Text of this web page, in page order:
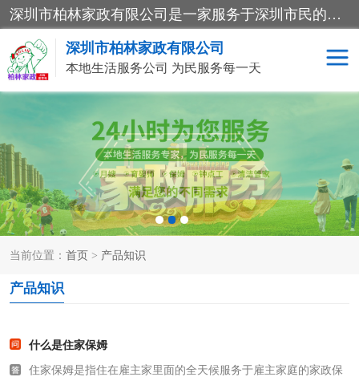
深圳市柏林家政有限公司是一家服务于深圳市民的专业家政公司。致力于为客户提供高质量、多维度的家庭服务，包括养老、母婴、月嫂育婴早教、康复理疗、家电清洗和保洁等方面的专业服务。
深圳市柏林家政有限公司
本地生活服务公司 为民服务每一天
当前位置： 首页 > 产品知识
产品知识
什么是住家保姆
住家保姆是指住在雇主家里面的全天候服务于雇主家庭的家政保
护工月嫂
家庭保姆 家政服务